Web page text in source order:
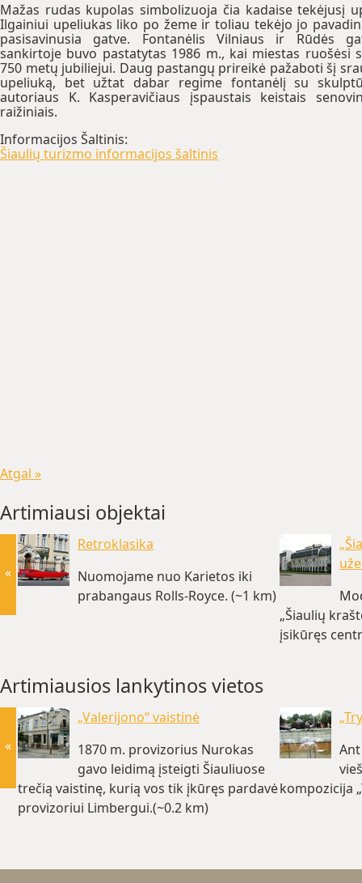
Mažas rudas kupolas simbolizuoja čia kadaise tekėjusį
Ilgainiui upeliukas liko po žeme ir toliau tekėjo jo
pasisavinusia gatve. Fontanėlis Vilniaus ir Rūdės
sankirtoje buvo pastatytas 1986 m., kai miestas ruošėsi
750 metų jubiliejui. Daug pastangų prireikė pažaboti šį
upeliuką, bet užtat dabar regime fontanėlį su
autoriaus K. Kasperavičiaus įspaustais keistais
raižiniais.
Informacijos Šaltinis:
Šiaulių turizmo informacijos šaltinis
Atgal »
Artimiausi objektai
Retroklasika
Nuomojame nuo Karietos iki
prabangaus Rolls-Royce. (~1 km)
„Šiaulių
įsikūręs
«
Artimiausios lankytinos vietos
„Valerijono“ vaistinė
1870 m. provizorius Nurokas
gavo leidimą įsteigti Šiauliuose
trečią vaistinę, kurią vos tik įkūręs pardavė
provizoriui Limbergui.(~0.2 km)
kompozicija
«